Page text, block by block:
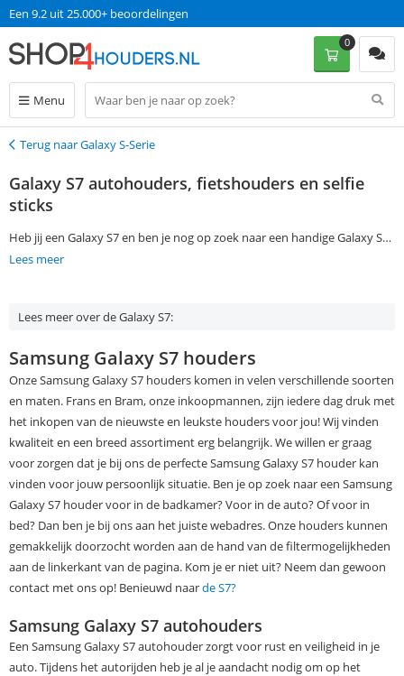
Een 9.2 uit 25.000+ beoordelingen
Menu
0
Terug
Terug naar Galaxy S-Serie
Galaxy S7 autohouders, fietshouders en selfie
sticks
Heb jij een Galaxy S7 en ben je nog op zoek naar een handige Galaxy S7
houder? Hieronder heb je de keuze uit verschillende houders. Bekijk
verzending en op werkdagen voor 13:00 besteld, is de volgende dag in
Lees meer
Lees meer over de Galaxy S7:
Samsung Galaxy S7 houders
Onze Samsung Galaxy S7 houders komen in velen verschillende soorten
en maten. Frans en Bram, onze inkoopmannen, zijn iedere dag druk met
het inkopen van de nieuwste en leukste houders voor jou! Wij vinden
kwaliteit en een breed assortiment erg belangrijk. We willen er graag
voor zorgen dat je bij ons de perfecte Samsung Galaxy S7 houder kan
vinden voor jouw persoonlijk situatie. Ben je op zoek naar een Samsung
Galaxy S7 houder voor in de badkamer? Voor in de auto? Of voor in
bed? Dan ben je bij ons aan het juiste webadres. Onze houders kunnen
gemakkelijk doorzocht worden aan de hand van de filtermogelijkheden
aan de linkerkant van de pagina. Kom je er niet uit? Neem dan gewoon
contact met ons op! Benieuwd naarde S7?
Samsung Galaxy S7 autohouders
Een Samsung Galaxy S7 autohouder zorgt voor rust en veiligheid in je
auto. Tijdens het autorijden heb je al je aandacht nodig om op het